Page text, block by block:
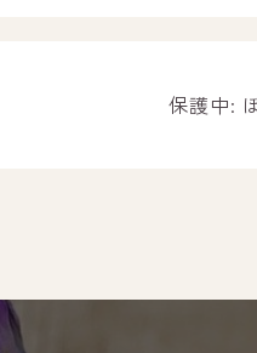
－ 春日事業所のブログ
保護中: